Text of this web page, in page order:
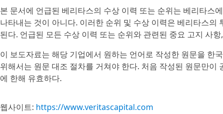
본 문서에 언급된 베리타스의 수상 이력 또는 순위는 베리타스
나타내는 것이 아니다. 이러한 순위 및 수상 이력은 베리타스
된다. 언급된 모든 수상 이력 또는 순위와 관련된 중요 고지 사
이 보도자료는 해당 기업에서 원하는 언어로 작성한 원문을 한
위해서는 원문 대조 절차를 거쳐야 한다. 처음 작성된 원문만
에 한해 유효하다.
웹사이트: https://www.veritascapital.com